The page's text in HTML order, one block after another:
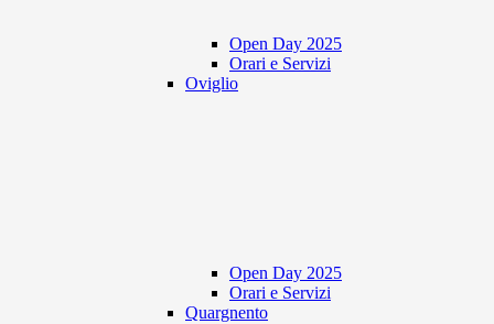
Open Day 2025
Orari e Servizi
Oviglio
Open Day 2025
Orari e Servizi
Quargnento